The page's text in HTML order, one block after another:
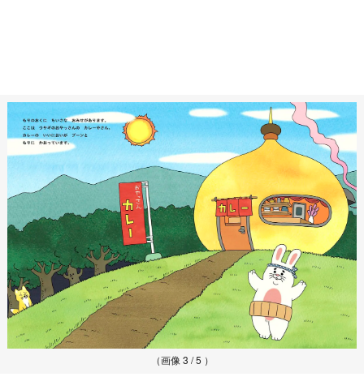
（画像 3 / 5 ）